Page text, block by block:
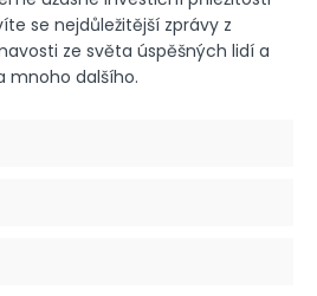
se nejdůležitější zprávy z
ze světa úspěšných lidí a
mnoho dalšího.